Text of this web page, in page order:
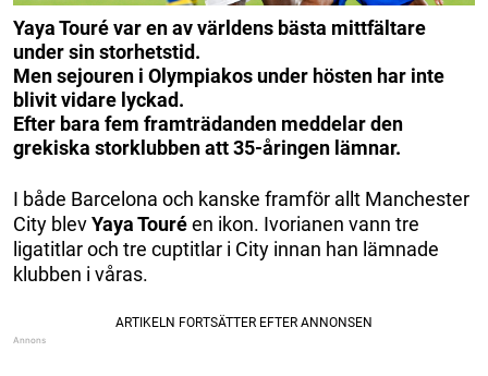
Yaya Touré var en av världens bästa mittfältare
under sin storhetstid.
Men sejouren i Olympiakos under hösten har inte
blivit vidare lyckad.
Efter bara fem framträdanden meddelar den
grekiska storklubben att 35-åringen lämnar.
I både Barcelona och kanske framför allt Manchester
City blevYaya Touréen ikon. Ivorianen vann tre
ligatitlar och tre cuptitlar i City innan han lämnade
klubben i våras.